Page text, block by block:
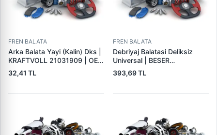
FREN BALATA
Arka Balata Yayi (Kalin) Dks |
KRAFTVOLL 21031909 | OEM
4325184
32,41 TL
FREN BALATA
Debriyaj Balatasi Deliksiz
Universal | BESER
325X200X4
393,69 TL